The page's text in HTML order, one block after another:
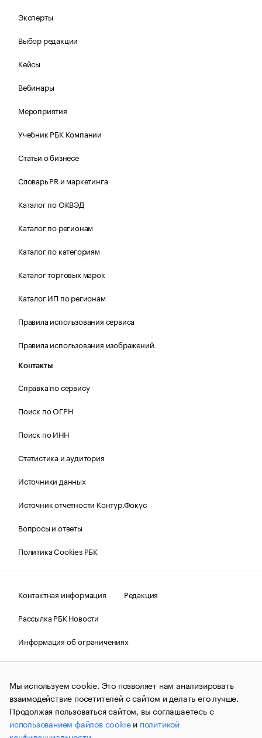
Эксперты
Выбор редакции
Кейсы
Вебинары
Мероприятия
Учебник РБК Компании
Статьи о бизнесе
Словарь PR и маркетинга
Каталог по ОКВЭД
Каталог по регионам
Каталог по категориям
Каталог торговых марок
Каталог ИП по регионам
Правила использования сервиса
Правила использования изображений
Контакты
Справка по сервису
Поиск по ОГРН
Поиск по ИНН
Статистика и аудитория
Источники данных
Источник отчетности Контур.Фокус
Вопросы и ответы
Политика Cookies РБК
Контактная информация
Редакция
Рассылка РБК Новости
Информация об ограничениях
Правовая информация
О соблюдении авторских прав
© АО «РОСБИЗНЕСКОНСАЛТИНГ»,1995–2026.Сообщения
и материалы информационного агентства «РБК»
(зарегистрировано Федеральной службой по надзору в сфере
связи, информационных технологий и массовых
коммуникаций (Роскомнадзор) 09.12.2015 за номером ИА
№ФС77-63848) сопровождаются пометкой «РБК». Отдельные
Мы используем cookie. Это позволяет нам анализировать
взаимодействие посетителей с сайтом и делать его лучше.
Продолжая пользоваться сайтом, вы соглашаетесь с
использованием файлов cookieи политикой